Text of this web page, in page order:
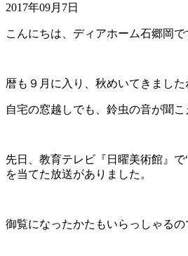
2017年09月7日
こんにちは、ディアホーム石郷岡で
暦も９月に入り、秋めいてきました
自宅の窓越しでも、鈴虫の音が聞こ
先日、教育テレビ『日曜美術館』
を当てた放送がありました。
御覧になったかたもいらっしゃるの